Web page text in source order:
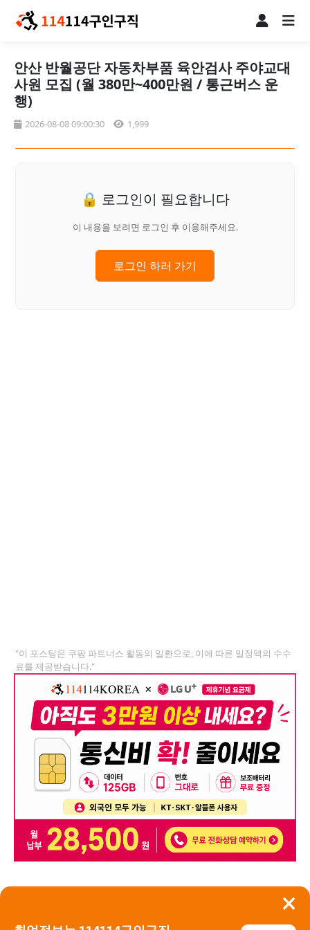
×
안산 반월공단 자동차부품 육안검사 주야교대
사원 모집 (월 380만~400만원 / 통근버스 운
행)
2026-08-08 09:00:30 1,999
🔒 로그인이 필요합니다
이 내용을 보려면 로그인 후 이용해주세요.
로그인 하러 가기
"이 포스팅은 쿠팡 파트너스 활동의 일환으로, 이에 따른 일정액의 수수
료를 제공받습니다."